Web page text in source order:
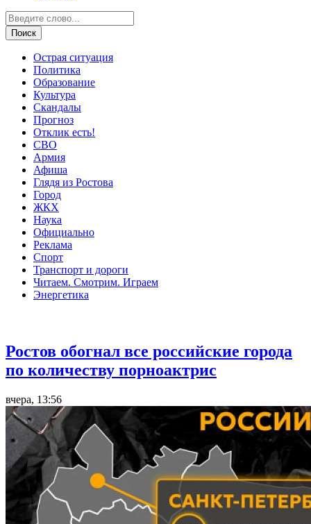
Острая ситуация
Политика
Образование
Культура
Скандалы
Прогноз
Отклик есть!
СВО
Армия
Афиша
Глядя из Ростова
Город
ЖКХ
Наука
Официально
Реклама
Спорт
Транспорт и дороги
Читаем. Смотрим. Играем
Энергетика
Ростов обогнал все российские города
по количеству порноактрис
вчера, 13:56